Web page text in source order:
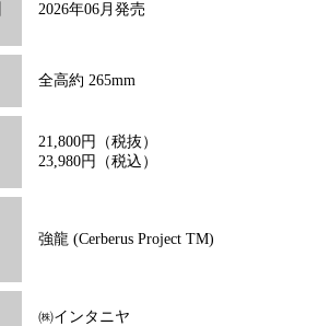
2026年06月発売
全高約 265mm
21,800円（税抜）
23,980円（税込）
強龍 (Cerberus Project TM)
㈱インタニヤ